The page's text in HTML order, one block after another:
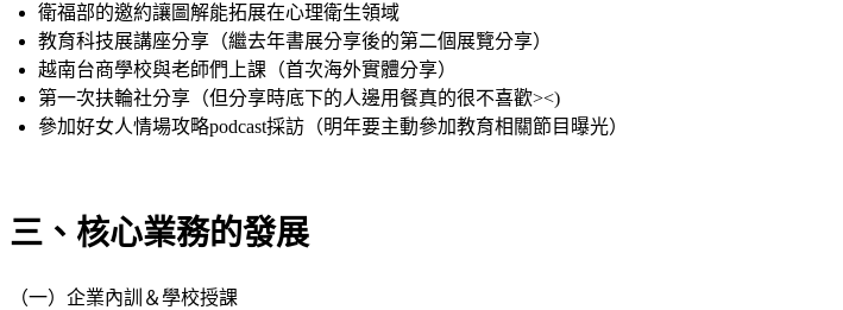
衛福部的邀約讓圖解能拓展在心理衛生領域
教育科技展講座分享（繼去年書展分享後的第二個展覽分享）
越南台商學校與老師們上課（首次海外實體分享）
第一次扶輪社分享（但分享時底下的人邊用餐真的很不喜歡><)
參加好女人情場攻略podcast採訪（明年要主動參加教育相關節目曝光）
三、核心業務的發展
（一）企業內訓＆學校授課